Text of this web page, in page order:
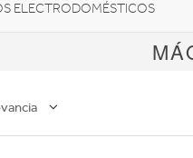
ELECTRODOMÉSTICOS